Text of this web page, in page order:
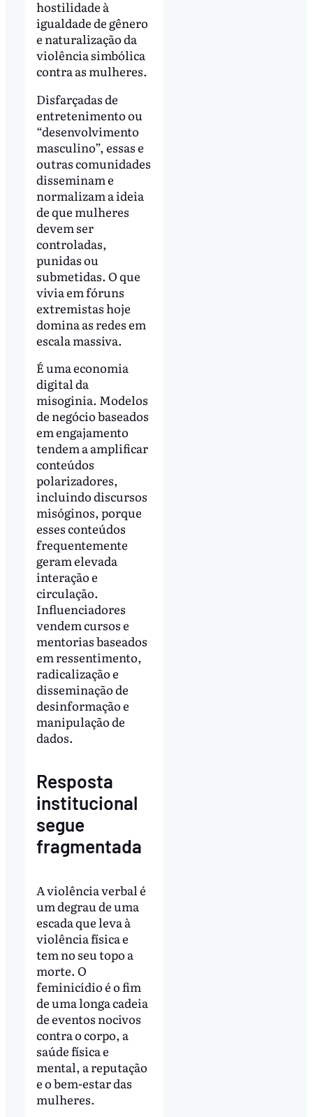
hostilidade à
igualdade de gênero
e naturalização da
violência simbólica
contra as mulheres.
Disfarçadas de
entretenimento ou
“desenvolvimento
masculino”, essas e
outras comunidades
disseminam e
normalizam a ideia
de que mulheres
devem ser
controladas,
punidas ou
submetidas. O que
vivia em fóruns
extremistas hoje
domina as redes em
escala massiva.
É uma economia
digital da
misoginia. Modelos
de negócio baseados
em engajamento
tendem a amplificar
conteúdos
polarizadores,
incluindo discursos
misóginos, porque
esses conteúdos
frequentemente
geram elevada
interação e
circulação.
Influenciadores
vendem cursos e
mentorias baseados
em ressentimento,
radicalização e
disseminação de
desinformação e
manipulação de
dados.
Resposta
institucional
segue
fragmentada
A violência verbal é
um degrau de uma
escada que leva à
violência física e
tem no seu topo a
morte. O
feminicídio é o fim
de uma longa cadeia
de eventos nocivos
contra o corpo, a
saúde física e
mental, a reputação
e o bem-estar das
mulheres.